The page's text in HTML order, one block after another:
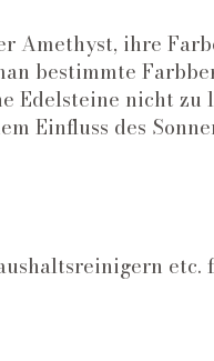
Amethyst, ihre
bestimmte
Edelsteine nicht zu
Einfluss des
etc.